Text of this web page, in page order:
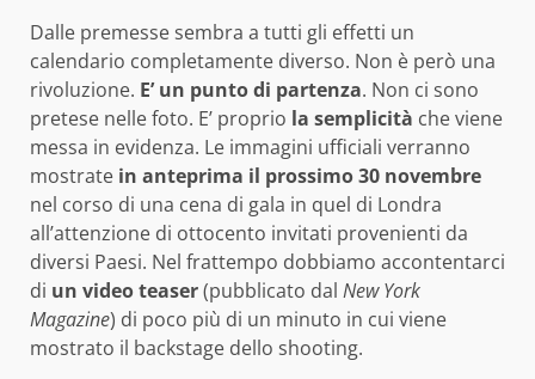
Dalle premesse sembra a tutti gli effetti un
calendario completamente diverso. Non è però una
rivoluzione. E’ un punto di partenza. Non ci sono
pretese nelle foto. E’ proprio la semplicità che viene
messa in evidenza. Le immagini ufficiali verranno
mostrate in anteprima il prossimo 30 novembre
nel corso di una cena di gala in quel di Londra
all’attenzione di ottocento invitati provenienti da
diversi Paesi. Nel frattempo dobbiamo accontentarci
di un video teaser(pubblicato dal New York
Magazine) di poco più di un minuto in cui viene
mostrato il backstage dello shooting.